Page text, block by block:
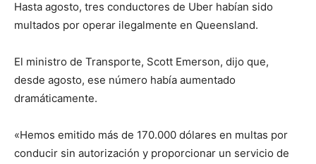
Hasta agosto, tres conductores de Uber habían sido
multados por operar ilegalmente en Queensland.
El ministro de Transporte, Scott Emerson, dijo que,
desde agosto, ese número había aumentado
dramáticamente.
«Hemos emitido más de 170.000 dólares en multas por
conducir sin autorización y proporcionar un servicio de